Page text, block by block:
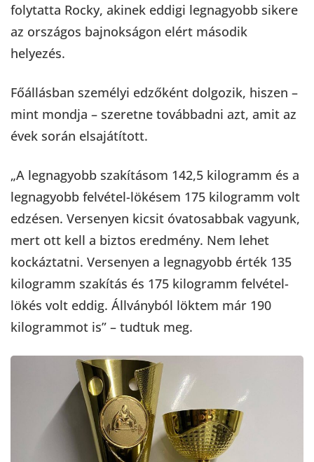
folytatta Rocky, akinek eddigi legnagyobb sikere
az országos bajnokságon elért második
helyezés.
Főállásban személyi edzőként dolgozik, hiszen –
mint mondja – szeretne továbbadni azt, amit az
évek során elsajátított.
„A legnagyobb szakításom 142,5 kilogramm és a
legnagyobb felvétel-lökésem 175 kilogramm volt
edzésen. Versenyen kicsit óvatosabbak vagyunk,
mert ott kell a biztos eredmény. Nem lehet
kockáztatni. Versenyen a legnagyobb érték 135
kilogramm szakítás és 175 kilogramm felvétel-
lökés volt eddig. Állványból löktem már 190
kilogrammot is” – tudtuk meg.